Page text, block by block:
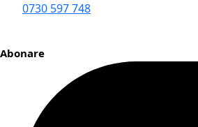
0730 597 748
Abonare